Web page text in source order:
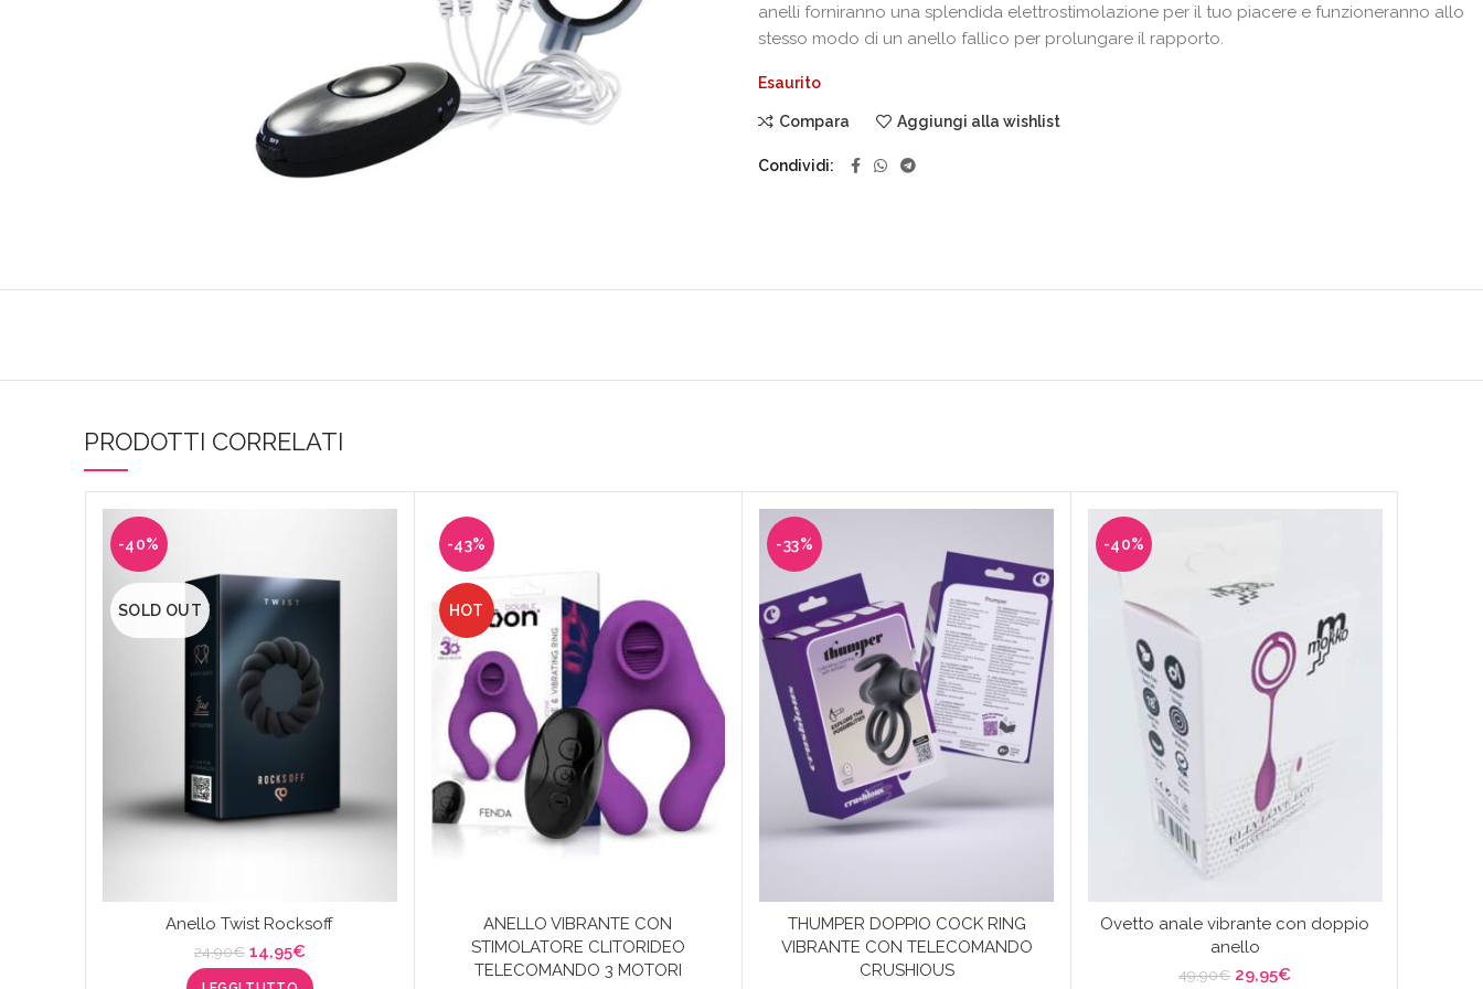
anelli forniranno una splendida elettrostimolazione per il tuo piacere e funzioneranno allo
stesso modo di un anello fallico per prolungare il rapporto.
Esaurito
Compara Aggiungi alla wishlist
Condividi
PRODOTTI CORRELATI
-40%
SOLD OUT
Anello Twist Rocksoff
24,90€ Il
prezzo
14,95€Il
prezzo
-43%
HOT
ANELLO VIBRANTE CON
STIMOLATORE CLITORIDEO
TELECOMANDO 3 MOTORI
-33%
THUMPER DOPPIO COCK RING
VIBRANTE CON TELECOMANDO
CRUSHIOUS
-40%
Ovetto anale vibrante con doppio
anello
49,90€ Il
29,95€Il